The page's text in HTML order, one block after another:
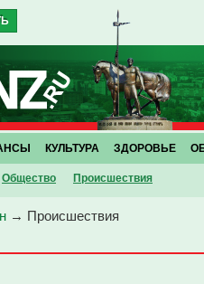
Общество Проиcшествия
КУЛЬТУРА ЗДОРОВЬЕ
→ Проиcшествия